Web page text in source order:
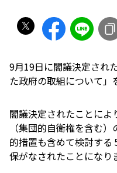
9月19日に閣議決定され
た政府の取組について」
閣議決定されたことに
（集団的自衛権を含む
的措置も含めて検討す
保がなされたことになり